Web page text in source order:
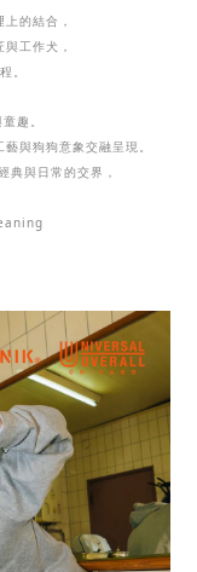
的結合，
工作犬，
。
趣。
與狗狗意象交融呈現。
典與日常的交界，